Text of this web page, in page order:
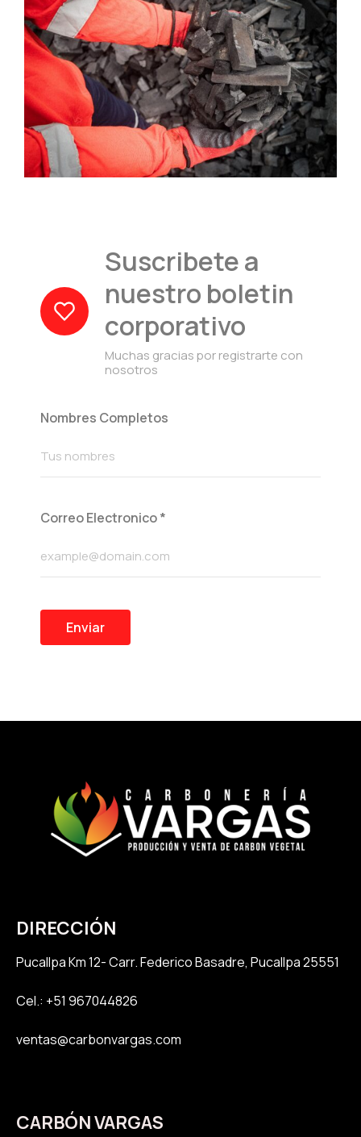
Suscribete a
nuestro boletin
corporativo
Muchas gracias por registrarte con
nosotros
Nombres Completos
Correo Electronico*
Enviar
DIRECCIÓN
Pucallpa Km 12- Carr. Federico Basadre, Pucallpa 25551
Cel.: +51 967044826
ventas@carbonvargas.com
CARBÓN VARGAS